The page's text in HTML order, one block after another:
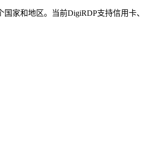
家和地区。当前DigiRDP支持信用卡